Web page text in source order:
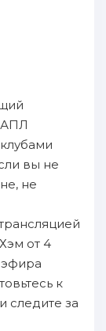
АПЛ
вы не
не
от 4
эфира
к
следите за